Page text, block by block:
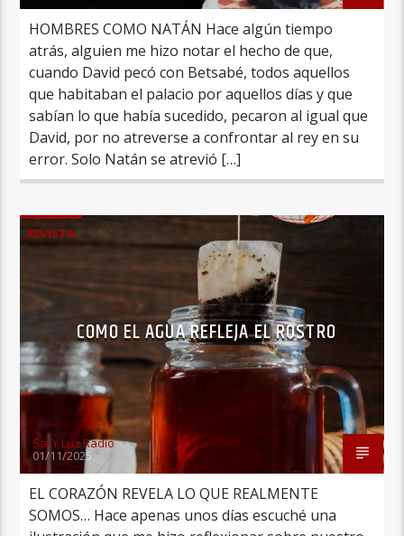
HOMBRES COMO NATÁN Hace algún tiempo
atrás, alguien me hizo notar el hecho de que,
cuando David pecó con Betsabé, todos aquellos
que habitaban el palacio por aquellos días y que
sabían lo que había sucedido, pecaron al igual que
David, por no atreverse a confrontar al rey en su
error. Solo Natán se atrevió […]
REVISTA
COMO EL AGUA REFLEJA EL ROSTRO
Sal Y Luz Radio
01/11/2025
EL CORAZÓN REVELA LO QUE REALMENTE
SOMOS… Hace apenas unos días escuché una